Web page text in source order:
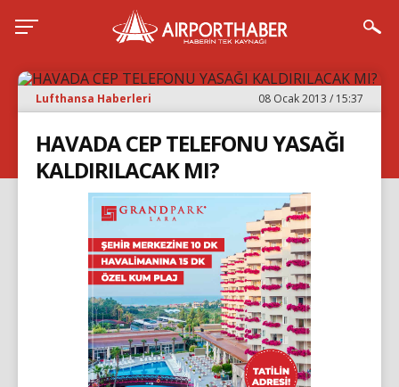
Lufthansa Haberleri 08 Ocak 2013 / 15:37
HAVADA CEP TELEFONU YASAĞI
KALDIRILACAK MI?